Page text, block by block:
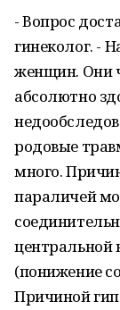
- Вопрос
гинеколог. -
женщин. Они
абсолютно
родовые
много.
параличей
центральной
(понижение
Причиной